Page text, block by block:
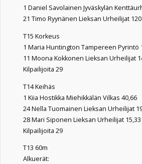
1 Daniel Savolainen Jyväskylän
21 Timo Ryynänen Lieksan Urheilijat 120
T15 Korkeus
1 Maria Huntington Tampereen Pyrintö
11 Moona Kokkonen Lieksan Urheilijat
Kilpailijoita 29
T14 Keihäs
1 Kiia Hostikka Miehikkälän Vilkas 40,66
24 Nella Tuomainen Lieksan Urheilijat
28 Mari Siponen Lieksan Urheilijat 15,33
Kilpailijoita 29
T13 60m
Alkuerät: